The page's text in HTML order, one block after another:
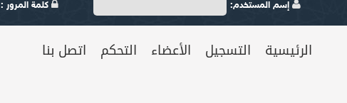
إسم المستخدم: كلمة المرور :
الرئيسية التسجيل الأعضاء التحكم اتصل بنا